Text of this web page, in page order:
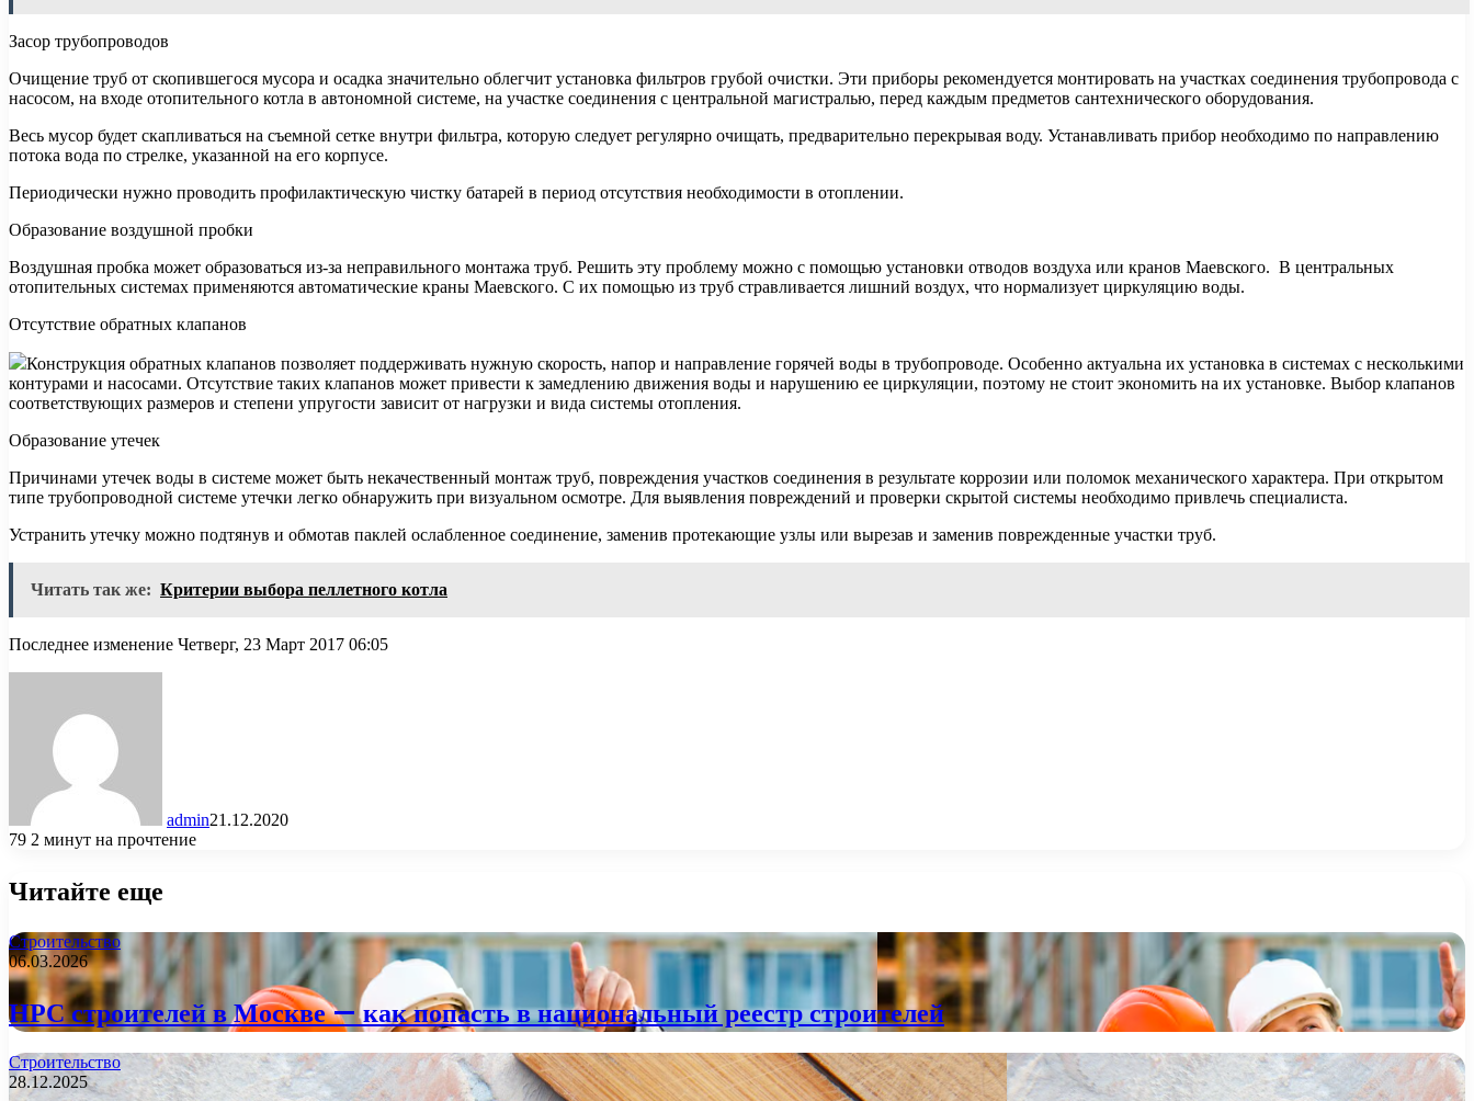
Засор трубопроводов
Очищение труб от скопившегося мусора и осадка значительно облегчит установка фильтров грубой очистки. Эти приборы рекомендуется монтировать на участках соединения трубопровода с
насосом, на входе отопительного котла в автономной системе, на участке соединения с центральной магистралью, перед каждым предметов сантехнического оборудования.
Весь мусор будет скапливаться на съемной сетке внутри фильтра, которую следует регулярно очищать, предварительно перекрывая воду. Устанавливать прибор необходимо по направлению
потока вода по стрелке, указанной на его корпусе.
Периодически нужно проводить профилактическую чистку батарей в период отсутствия необходимости в отоплении.
Образование воздушной пробки
Воздушная пробка может образоваться из-за неправильного монтажа труб. Решить эту проблему можно с помощью установки отводов воздуха или кранов Маевского. В центральных
отопительных системах применяются автоматические краны Маевского. С их помощью из труб стравливается лишний воздух, что нормализует циркуляцию воды.
Отсутствие обратных клапанов
Конструкция обратных клапанов позволяет поддерживать нужную скорость, напор и направление горячей воды в трубопроводе. Особенно актуальна их установка в системах с несколькими
контурами и насосами. Отсутствие таких клапанов может привести к замедлению движения воды и нарушению ее циркуляции, поэтому не стоит экономить на их установке. Выбор клапанов
соответствующих размеров и степени упругости зависит от нагрузки и вида системы отопления.
Образование утечек
Причинами утечек воды в системе может быть некачественный монтаж труб, повреждения участков соединения в результате коррозии или поломок механического характера. При открытом
типе трубопроводной системе утечки легко обнаружить при визуальном осмотре. Для выявления повреждений и проверки скрытой системы необходимо привлечь специалиста.
Устранить утечку можно подтянув и обмотав паклей ослабленное соединение, заменив протекающие узлы или вырезав и заменив поврежденные участки труб.
Читать так же: Критерии выбора пеллетного котла
Последнее изменение Четверг, 23 Март 2017 06:05
admin21.12.2020
79 2 минут на прочтение
Читайте еще
Строительство
06.03.2026
НРС строителей в Москве — как попасть в национальный реестр строителей
Строительство
28.12.2025